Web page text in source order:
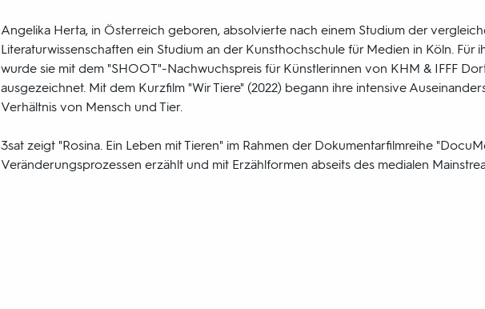
Angelika Herta, in Österreich geboren, absolvierte nach einem Studium der
Literaturwissenschaften ein Studium an der Kunsthochschule für Medien in Köln. Für
wurde sie mit dem "SHOOT"-Nachwuchspreis für Künstlerinnen von KHM & IFFF
ausgezeichnet. Mit dem Kurzfilm "Wir Tiere" (2022) begann ihre intensive
Verhältnis von Mensch und Tier.
3sat zeigt "Rosina. Ein Leben mit Tieren" im Rahmen der Dokumentarfilmreihe
Veränderungsprozessen erzählt und mit Erzählformen abseits des medialen